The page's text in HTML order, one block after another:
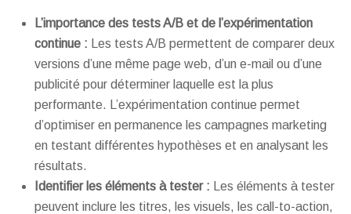
L’importance des tests A/B et de l’expérimentation
continue :
Les tests A/B permettent de comparer deux
versions d’une même page web, d’un e-mail ou d’une
publicité pour déterminer laquelle est la plus
performante. L’expérimentation continue permet
d’optimiser en permanence les campagnes marketing
en testant différentes hypothèses et en analysant les
résultats.
Identifier les éléments à tester :
Les éléments à tester
peuvent inclure les titres, les visuels, les call-to-action,